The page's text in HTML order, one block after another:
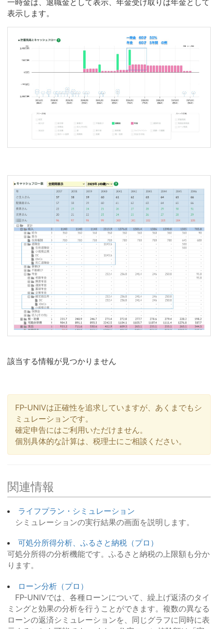
表示します。
該当する情報が見つかりません
FP-UNIVは正確性を追求していますが、あくまでもシ
ミュレーションです。
確定申告にはご利用いただけません。
個別具体的な計算は、税理士にご相談ください。
関連情報
ライフプラン・シミュレーション
シミュレーションの実行結果の画面を説明します。
可処分所得分析、ふるさと納税（プロ）
可処分所得の分析機能です。ふるさと納税の上限額も分か
ります。
ローン分析（プロ）
FP-UNIVでは、各種ローンについて、繰上げ返済のタイ
ミングと効果の分析を行うことができます。複数の異なる
ローンの返済シミュレーションを、同じグラフに同時に表